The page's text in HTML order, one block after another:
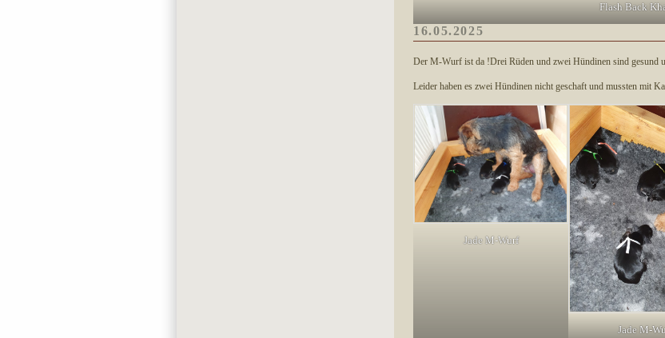
Flash Back
16.05.2025
Der M-Wurf ist da !Drei Rüden und zwei Hündinen sind gesund
Leider haben es zwei Hündinen nicht geschaft und mussten mit
Jade M-Wurf
Jade M-